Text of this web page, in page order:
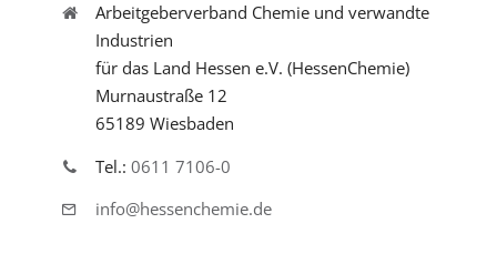
Arbeitgeberverband Chemie und verwandte
Industrien
für das Land Hessen e.V. (HessenChemie)
Murnaustraße 12
65189 Wiesbaden
Tel.: 0611 7106-0
info@hessenchemie.de